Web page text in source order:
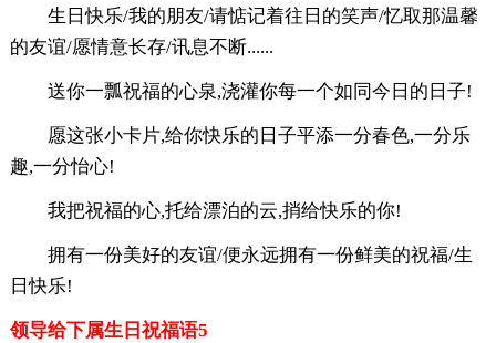
生日快乐/我的朋友/请惦记着往日的笑声/忆取那温馨
的友谊/愿情意长存/讯息不断......
送你一瓢祝福的心泉,浇灌你每一个如同今日的日子!
愿这张小卡片,给你快乐的日子平添一分春色,一分乐
趣,一分怡心!
我把祝福的心,托给漂泊的云,捎给快乐的你!
拥有一份美好的友谊/便永远拥有一份鲜美的祝福/生
日快乐!
领导给下属生日祝福语5